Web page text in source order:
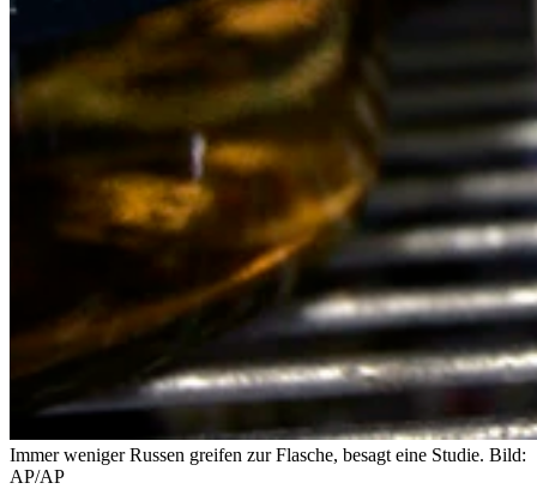
Immer weniger Russen greifen zur Flasche, besagt eine Studie. Bild:
AP/AP